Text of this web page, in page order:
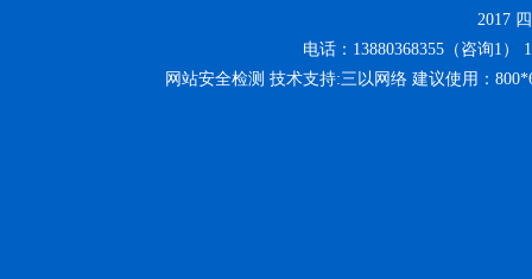
2017
电话：13880368355（咨询1）
网站安全检测 技术支持:三以网络 建议使用：